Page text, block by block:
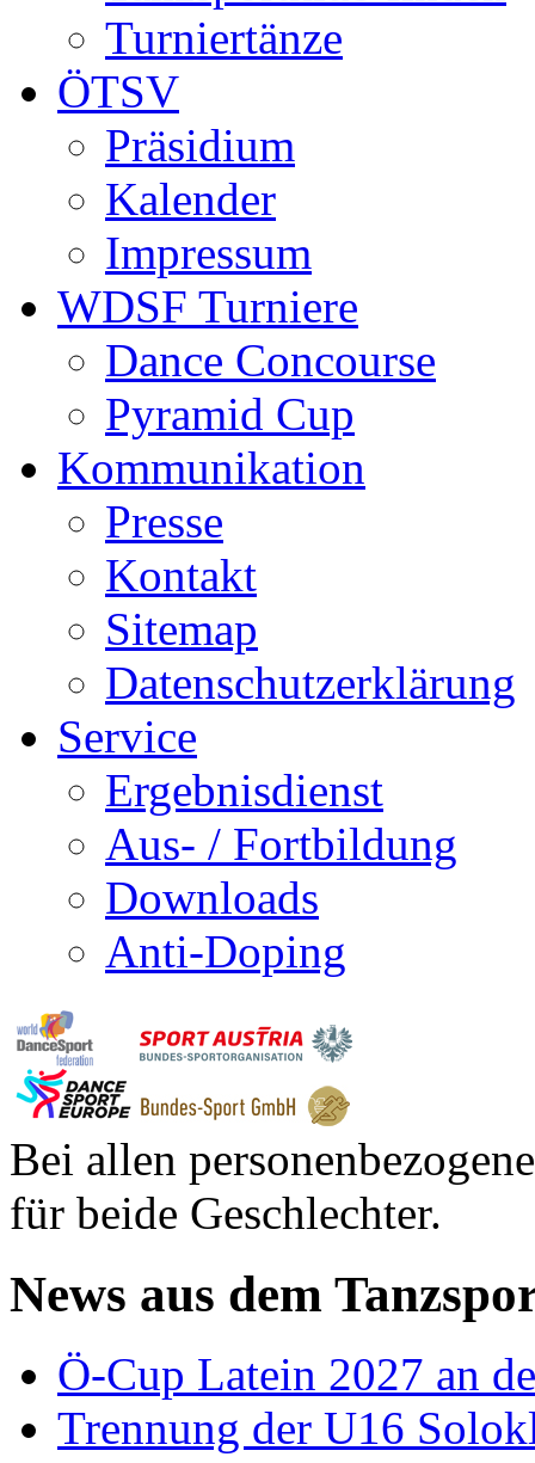
Turniertänze
ÖTSV
Präsidium
Kalender
Impressum
WDSF Turniere
Dance Concourse
Pyramid Cup
Kommunikation
Presse
Kontakt
Sitemap
Datenschutzerklärung
Service
Ergebnisdienst
Aus- / Fortbildung
Downloads
Anti-Doping
Bei allen
für beide Geschlechter.
News aus dem
Ö-Cup Latein 2027 an
Trennung der U16